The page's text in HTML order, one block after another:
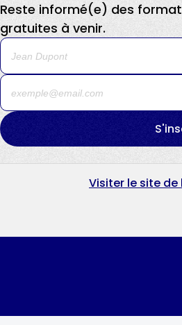
Reste informé(e) des
gratuites à venir.
Visiter le site